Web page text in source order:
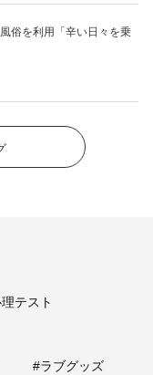
俗を利用「辛い日々を乗
テスト
#ラブグッズ